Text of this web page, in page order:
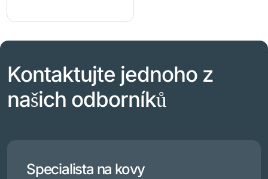
Kontaktujte jednoho z
našich odborníků
Specialista na kovy